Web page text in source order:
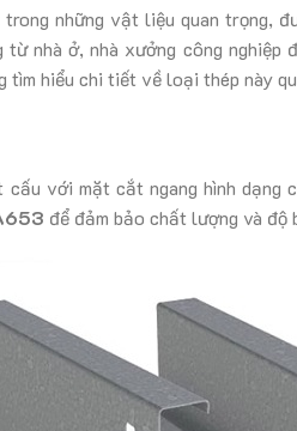
những vật liệu quan trọng,
nhà ở, nhà xưởng công nghiệp
tìm hiểu chi tiết về loại thép này
với mặt cắt ngang hình dạng
để đảm bảo chất lượng và độ